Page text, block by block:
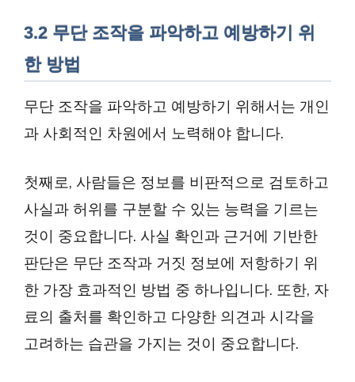
3.2 무단 조작을 파악하고 예방하기 위
한 방법
무단 조작을 파악하고 예방하기 위해서는 개인
과 사회적인 차원에서 노력해야 합니다.
첫째로, 사람들은 정보를 비판적으로 검토하고
사실과 허위를 구분할 수 있는 능력을 기르는
것이 중요합니다. 사실 확인과 근거에 기반한
판단은 무단 조작과 거짓 정보에 저항하기 위
한 가장 효과적인 방법 중 하나입니다. 또한, 자
료의 출처를 확인하고 다양한 의견과 시각을
고려하는 습관을 가지는 것이 중요합니다.